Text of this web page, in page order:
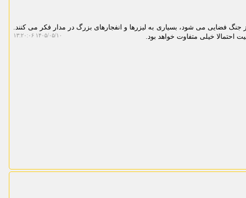
جنگ فضایی می شود، بسیاری به لیزرها و انفجارهای بزرگ در مدار فکر می کنند.
احتمالا خیلی متفاوت خواهد بود.
۱۴۰۵/۰۵/۱۰ ۱۳:۲۰:۰۶